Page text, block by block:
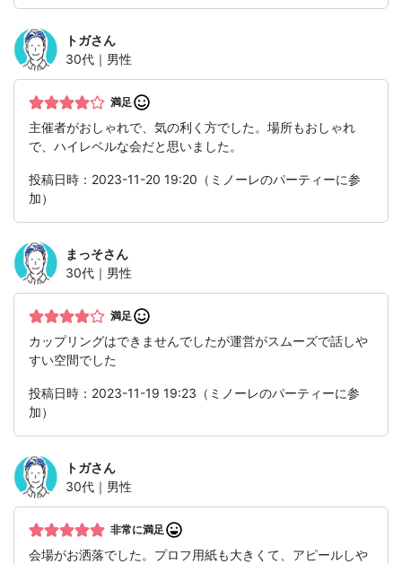
トガさん
30代｜男性
満足
主催者がおしゃれで、気の利く方でした。場所もおしゃれ
で、ハイレベルな会だと思いました。
投稿日時：2023-11-20 19:20（ミノーレのパーティーに参
加）
まっそさん
30代｜男性
満足
カップリングはできませんでしたが運営がスムーズで話しや
すい空間でした
投稿日時：2023-11-19 19:23（ミノーレのパーティーに参
加）
トガさん
30代｜男性
非常に満足
会場がお洒落でした。プロフ用紙も大きくて、アピールしや